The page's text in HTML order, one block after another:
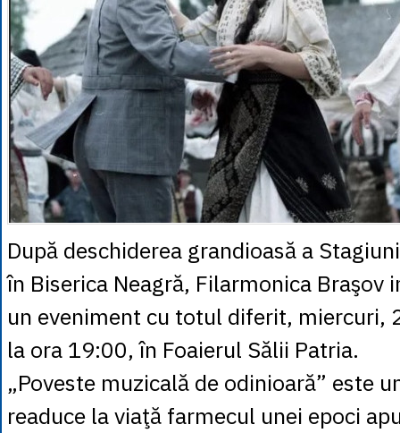
După deschiderea grandioasă a
în Biserica Neagră, Filarmonica Braşov
un eveniment cu totul diferit, miercuri,
la ora 19:00, în Foaierul Sălii Patria.
„Poveste muzicală de odinioară” este
readuce la viaţă farmecul unei epoci